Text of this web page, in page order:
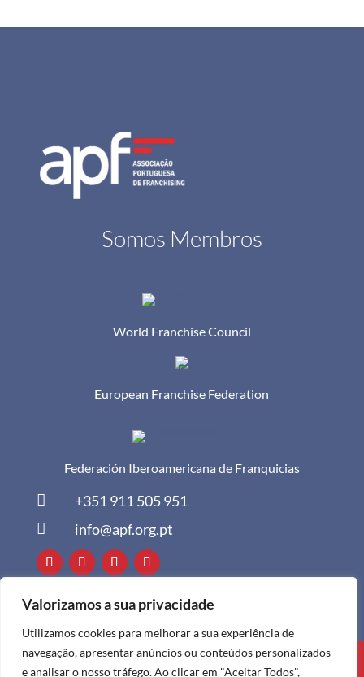
Valorizamos a sua privacidade
Utilizamos cookies para melhorar a sua experiência de
navegação, apresentar anúncios ou conteúdos personalizados
e analisar o nosso tráfego. Ao clicar em "Aceitar Todos",
Somos Membros
World Franchise Council
European Franchise Federation
Federación Iberoamericana de Franquicias
 +351 911 505 951
 info@apf.org.pt
Todos os direitos reservados à APF ©